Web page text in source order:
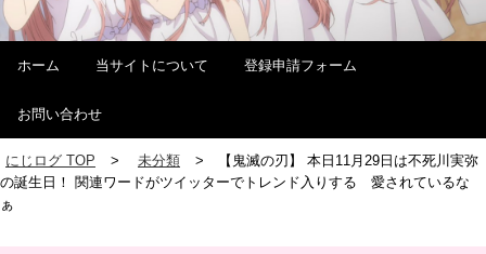
ホーム 当サイトについて 登録申請フォーム
お問い合わせ
にじログ TOP 未分類
【鬼滅の刃】 本日11月29日は不死川実弥
の誕生日！ 関連ワードがツイッターでトレンド入りする 愛されているな
ぁ